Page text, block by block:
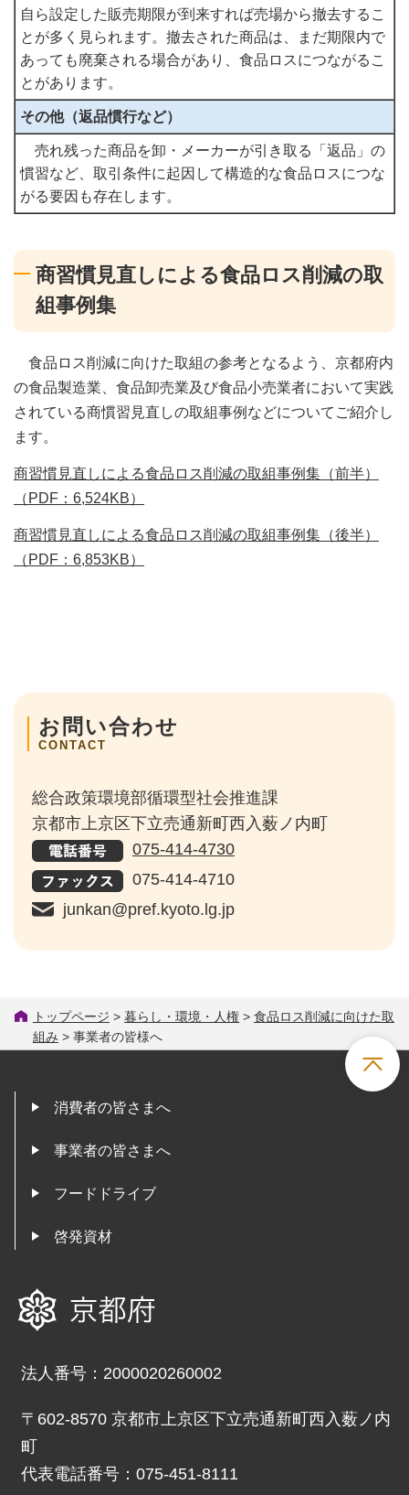
自ら設定した販売期限が到来すれば売場から撤去するこ
とが多く見られます。撤去された商品は、まだ期限内で
あっても廃棄される場合があり、食品ロスにつながるこ
とがあります。
その他（返品慣行など）
売れ残った商品を卸・メーカーが引き取る「返品」の
慣習など、取引条件に起因して構造的な食品ロスにつな
がる要因も存在します。
商習慣見直しによる食品ロス削減の取
組事例集
食品ロス削減に向けた取組の参考となるよう、京都府内
の食品製造業、食品卸売業及び食品小売業者において実践
されている商慣習見直しの取組事例などについてご紹介し
ます。
商習慣見直しによる食品ロス削減の取組事例集（前半）
（PDF：6,524KB）
商習慣見直しによる食品ロス削減の取組事例集（後半）
（PDF：6,853KB）
お問い合わせ
CONTACT
総合政策環境部循環型社会推進課
京都市上京区下立売通新町西入薮ノ内町
075-414-4730
075-414-4710
junkan@pref.kyoto.lg.jp
トップページ > 暮らし・環境・人権 > 食品ロス削減に向けた取
組み > 事業者の皆様へ
消費者の皆さまへ
事業者の皆さまへ
フードドライブ
啓発資材
京都府
法人番号：2000020260002
〒602-8570 京都市上京区下立売通新町西入薮ノ内
町
代表電話番号：075-451-8111